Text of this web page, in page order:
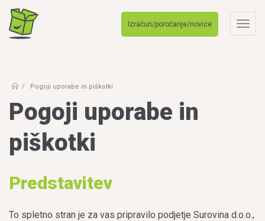
Izračun/poročanje/novice
Pogoji uporabe in piškotki
Pogoji uporabe in
piškotki
Predstavitev
To spletno stran je za vas pripravilo podjetje Surovina d.o.o.,